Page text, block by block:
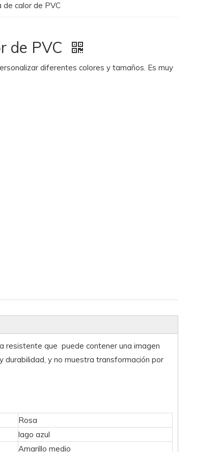
de calor de PVC
de PVC
diferentes colores y tamaños. Es muy
resistente que puede contener una imagen
y no muestra transformación por
Rosa
lago azul
Amarillo medio